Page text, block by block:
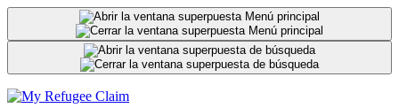
Ir
contenido